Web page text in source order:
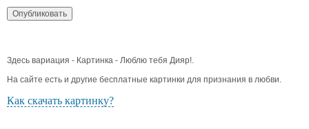
Здесь вариация - Картинка - Люблю тебя Дияр!.
На сайте есть и другие бесплатные картинки для признания в любви.
Как скачать картинку?